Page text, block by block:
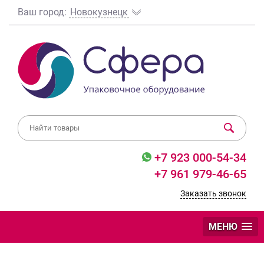
Ваш город: Новокузнецк
+7 923 000-54-34
+7 961 979-46-65
Заказать звонок
МЕНЮ